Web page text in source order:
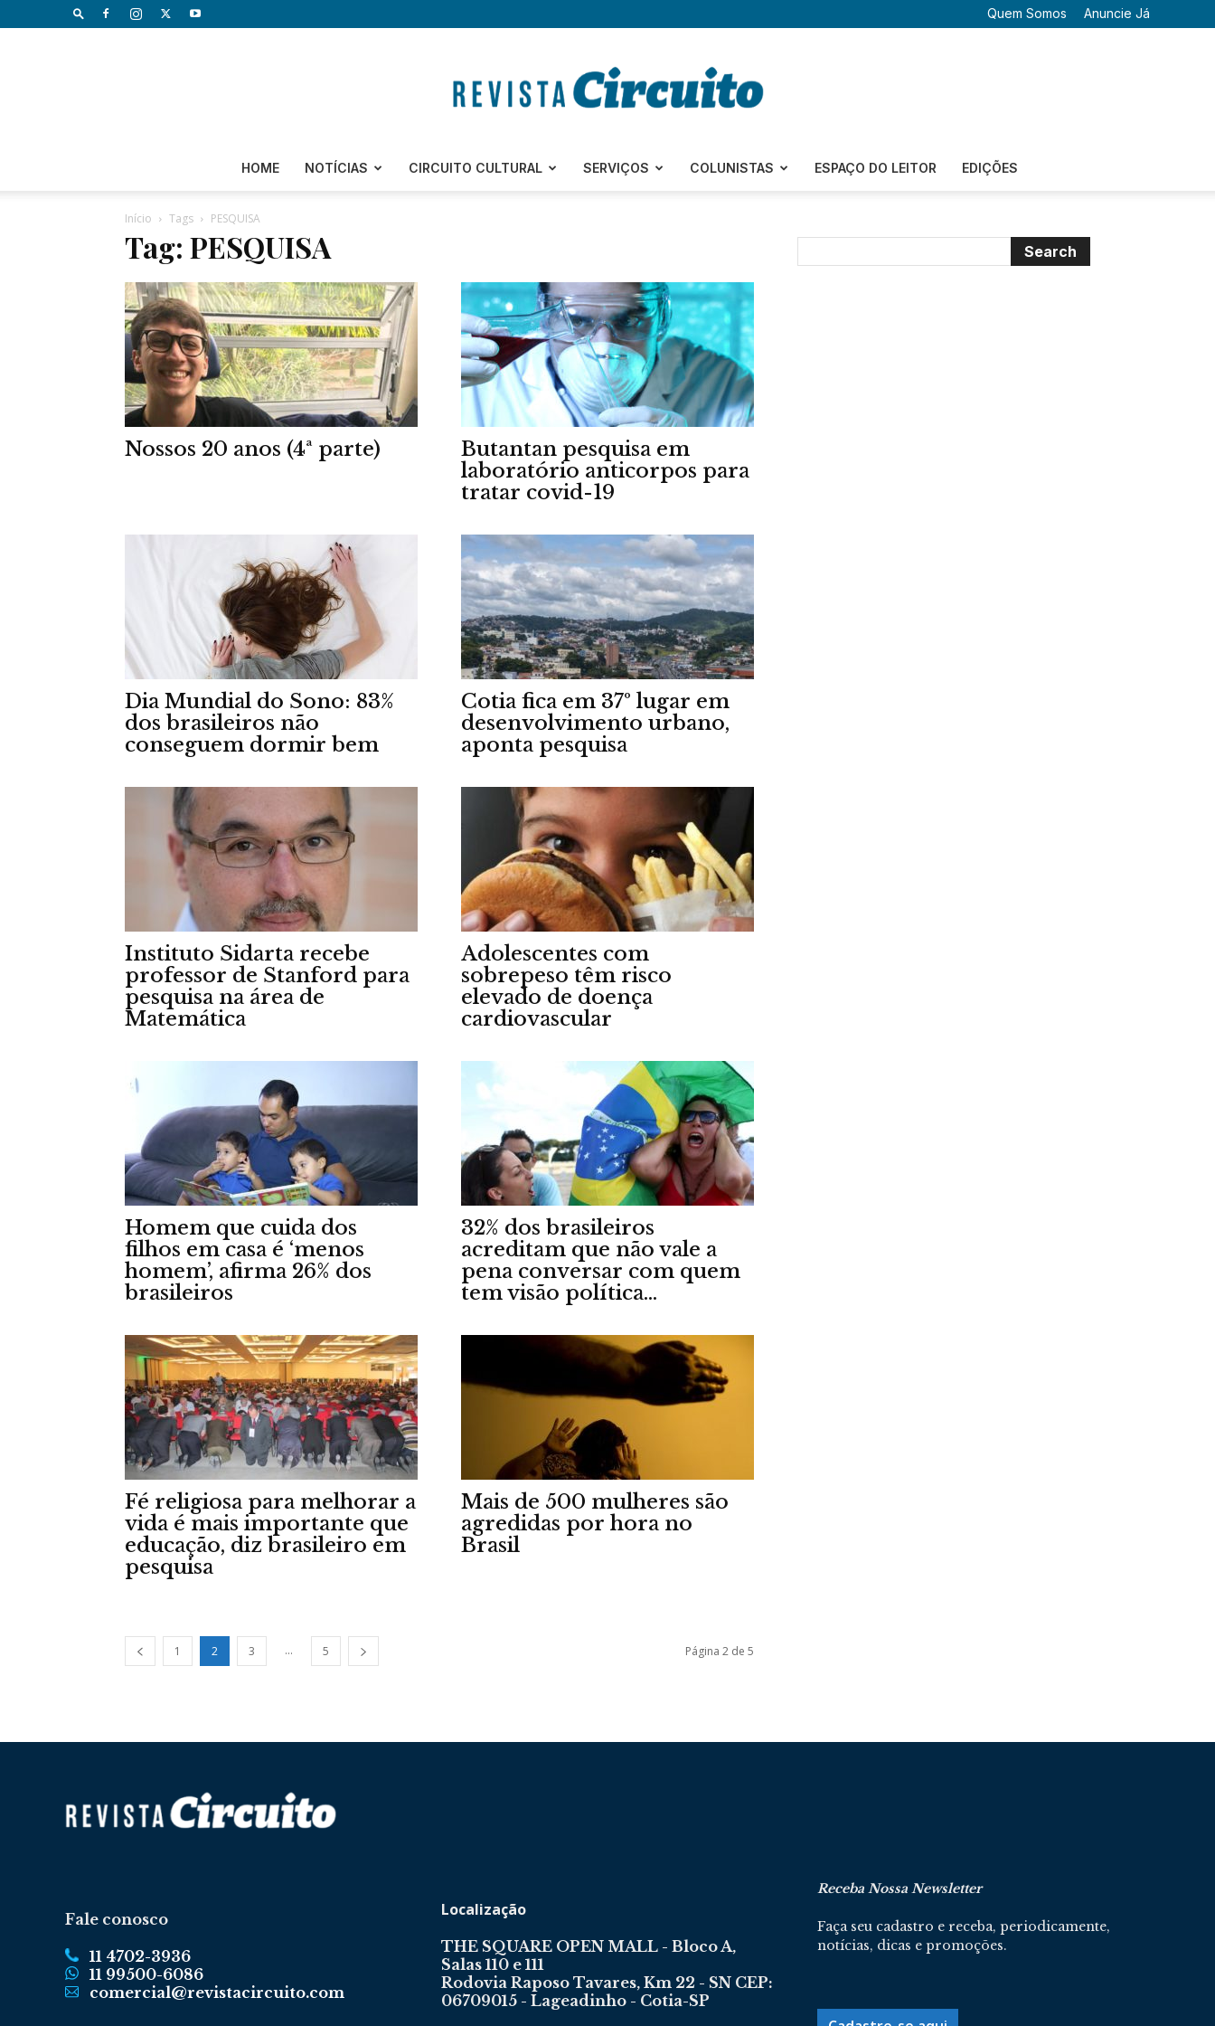
Quem Somos Anuncie Já
Revista
Circuito
–
de
Notícias
da
Granja
Viana
e
Região
HOME NOTÍCIAS CIRCUITO CULTURAL SERVIÇOS COLUNISTAS ESPAÇO DO LEITOR EDIÇÕES
Início Tags PESQUISA
Tag: PESQUISA
Nossos 20 anos (4ª parte)
Butantan pesquisa em
laboratório anticorpos para
tratar covid-19
Dia Mundial do Sono: 83%
dos brasileiros não
conseguem dormir bem
Cotia fica em 37º lugar em
desenvolvimento urbano,
aponta pesquisa
Instituto Sidarta recebe
professor de Stanford para
pesquisa na área de
Matemática
Adolescentes com
sobrepeso têm risco
elevado de doença
cardiovascular
Homem que cuida dos
filhos em casa é ‘menos
homem’, afirma 26% dos
brasileiros
32% dos brasileiros
acreditam que não vale a
pena conversar com quem
tem visão política...
Fé religiosa para melhorar a
vida é mais importante que
educação, diz brasileiro em
pesquisa
Mais de 500 mulheres são
agredidas por hora no
Brasil
1 2 3 ... 5 Página 2 de 5
Fale conosco
11 4702-3936
11 99500-6086
comercial@revistacircuito.com
Localização
THE SQUARE OPEN MALL - Bloco A,
Salas 110 e 111
Rodovia Raposo Tavares, Km 22 - SN CEP:
06709015 - Lageadinho - Cotia-SP
Receba Nossa Newsletter
Faça seu cadastro e receba, periodicamente,
notícias, dicas e promoções.